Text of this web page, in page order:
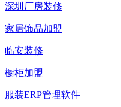
深圳厂房装修
家居饰品加盟
临安装修
橱柜加盟
服装ERP管理软件